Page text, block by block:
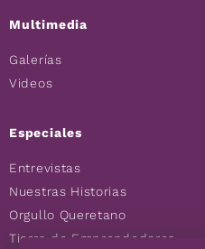
Multimedia
Galerías
Videos
Especiales
Entrevistas
Nuestras Historias
Orgullo Queretano
Tierra de Emprendedores